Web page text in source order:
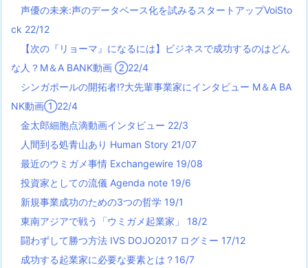
声優の未来:声のデータベース化を試みるスタートアップVoiSto
ck 22/12
【次の『リョーマ』になるには】ビジネスで成功するのはどん
な人？M＆A BANK動画 ②22/4
シンガポールの開拓者!?大先輩事業家にインタビュー M＆A BA
NK動画①22/4
金太郎細胞点滴動画インタビュー 22/3
人間到る処青山あり Human Story 21/07
最近のウミガメ事情 Exchangewire 19/08
投資家としての流儀 Agenda note 19/6
新規事業成功のための3つの哲学 19/1
東南アジアで戦う「ウミガメ起業家」 18/2
闘わずして勝つ方法 IVS DOJO2017 ログミー 17/12
成功する起業家に必要な要素とは？16/7